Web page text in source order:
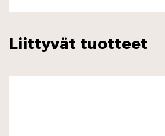
Liittyvät tuotteet